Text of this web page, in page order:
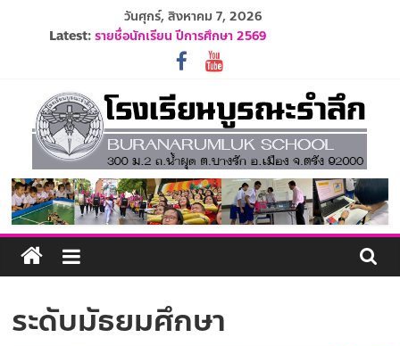
วันศุกร์, สิงหาคม 7, 2026
Latest: รับสมัครนักเรียนอนุบาล 1 ปีการศึกษา 2570
รายชื่อนักเรียน ปีการศึกษา 2569
ปฏิทินโรงเรียนบูรณะรำลึก ปีการศึกษา 2569
ประกาศรับสมัครครูและบุคลากร ปีการศึกษา 2569
ระเบียบการแต่งกายนักเรียน ปีการศึกษา 2569
โรงเรียน
บูรณะ
รำลึก
ปัญญา
ระดับมัธยมศึกษา